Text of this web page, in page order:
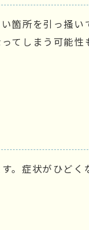
箇所を引っ掻
てしまう可能性
。症状がひどく